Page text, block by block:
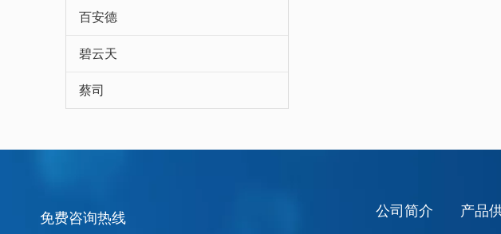
百安德
碧云天
蔡司
免费咨询热线 公司简介 产品